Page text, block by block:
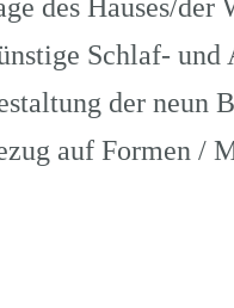
des Hauses/
Schlaf-
der neun
auf Formen /